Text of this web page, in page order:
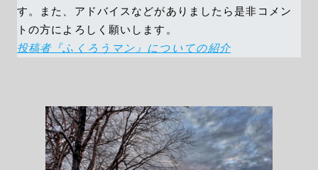
す。また、アドバイスなどがありましたら是非コメン
トの方によろしく願いします。
投稿者『ふくろうマン』についての紹介